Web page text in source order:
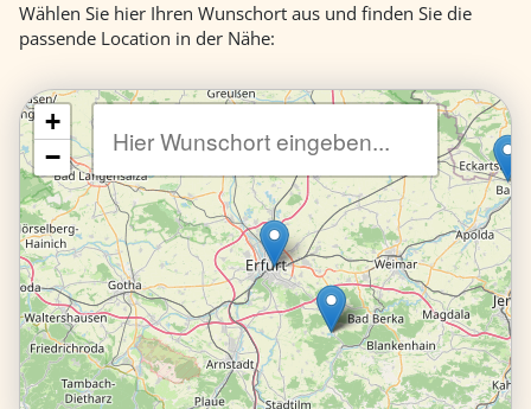
Wählen Sie hier Ihren Wunschort aus und finden Sie die
passende Location in der Nähe:
+
−